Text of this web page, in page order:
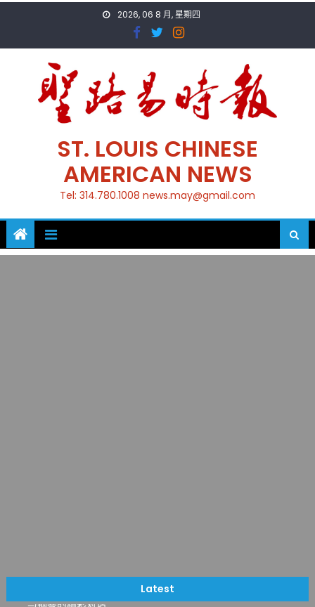
2026, 06 8 月, 星期四
ST. LOUIS CHINESE
AMERICAN NEWS
Tel: 314.780.1008 news.may@gmail.com
Latest
筝声与琴韵交汇：刘励(Li Statler)与钢琴家Darek演绎一场古筝
与钢琴的精彩对话